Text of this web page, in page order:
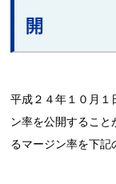
開
平成２４年１０月１
ン率を公開するこ
るマージン率を下記